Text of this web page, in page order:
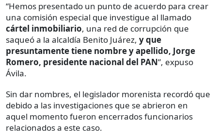
“Hemos presentado un punto de acuerdo para crear
una comisión especial que investigue al llamado
cártel inmobiliario, una red de corrupción que
saqueó a la alcaldía Benito Juárez, y que
presuntamente tiene nombre y apellido, Jorge
Romero, presidente nacional del PAN”, expuso
Ávila.
Sin dar nombres, el legislador morenista recordó que
debido a las investigaciones que se abrieron en
aquel momento fueron encerrados funcionarios
relacionados a este caso.